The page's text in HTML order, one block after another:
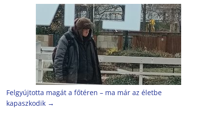
Felgyújtotta magát a főtéren – ma már az életbe
kapaszkodik →